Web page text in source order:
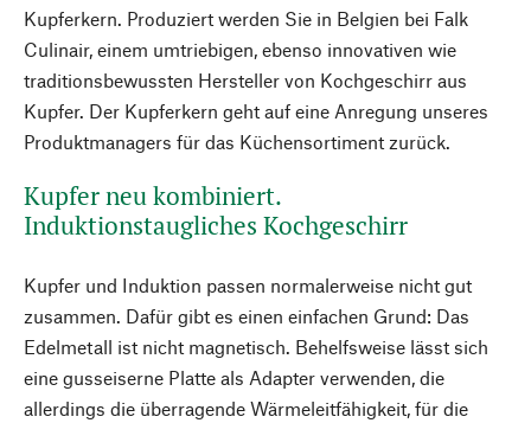
Kupferkern. Produziert werden Sie in Belgien bei Falk
Culinair, einem umtriebigen, ebenso innovativen wie
traditionsbewussten Hersteller von Kochgeschirr aus
Kupfer. Der Kupferkern geht auf eine Anregung unseres
Produktmanagers für das Küchensortiment zurück.
Kupfer neu kombiniert.
Induktionstaugliches Kochgeschirr
Kupfer und Induktion passen normalerweise nicht gut
zusammen. Dafür gibt es einen einfachen Grund: Das
Edelmetall ist nicht magnetisch. Behelfsweise lässt sich
eine gusseiserne Platte als Adapter verwenden, die
allerdings die überragende Wärmeleitfähigkeit, für die